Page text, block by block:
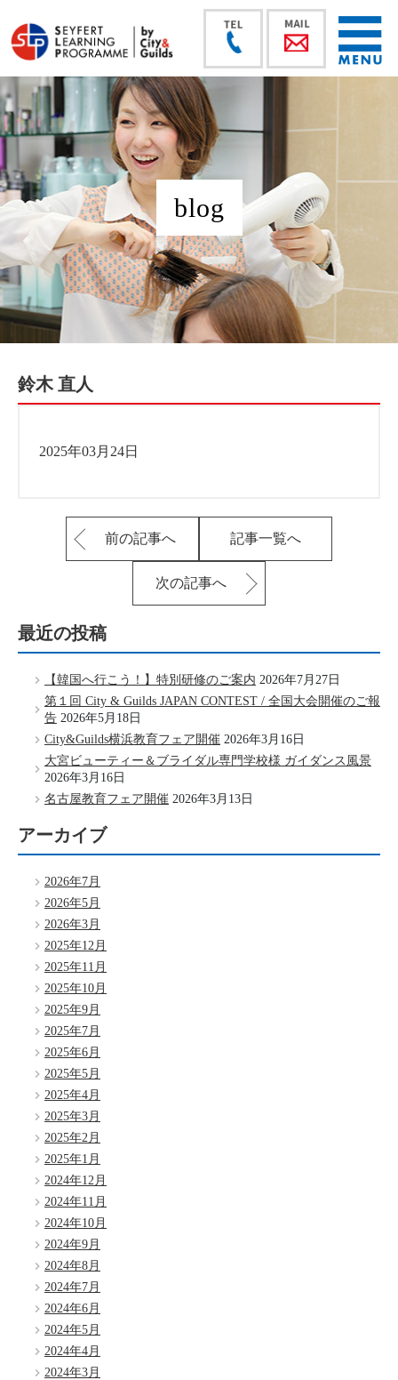
blog
鈴木 直人
2025年03月24日
前の記事へ 記事一覧へ
次の記事へ
最近の投稿
【韓国へ行こう！】特別研修のご案内 2026年7月27日
第１回 City & Guilds JAPAN CONTEST / 全国大会開催のご報
告 2026年5月18日
City&Guilds横浜教育フェア開催 2026年3月16日
大宮ビューティー＆ブライダル専門学校様 ガイダンス風景
2026年3月16日
名古屋教育フェア開催 2026年3月13日
アーカイブ
2026年7月
2026年5月
2026年3月
2025年12月
2025年11月
2025年10月
2025年9月
2025年7月
2025年6月
2025年5月
2025年4月
2025年3月
2025年2月
2025年1月
2024年12月
2024年11月
2024年10月
2024年9月
2024年8月
2024年7月
2024年6月
2024年5月
2024年4月
2024年3月